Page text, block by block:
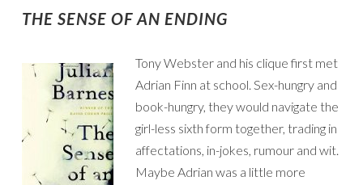
THE SENSE OF AN ENDING
Tony Webster and his clique first met
Adrian Finn at school. Sex-hungry and
book-hungry, they would navigate the
girl-less sixth form together, trading in
affectations, in-jokes, rumour and wit.
Maybe Adrian was a little more